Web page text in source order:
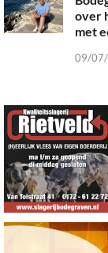
over
met
09/